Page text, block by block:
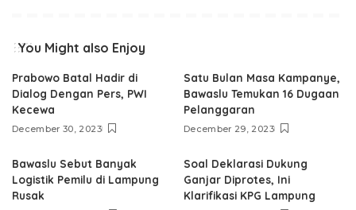
You Might also Enjoy
Prabowo Batal Hadir di
Dialog Dengan Pers, PWI
Kecewa
December 30, 2023
Satu Bulan Masa Kampanye,
Bawaslu Temukan 16 Dugaan
Pelanggaran
December 29, 2023
Bawaslu Sebut Banyak
Logistik Pemilu di Lampung
Rusak
Soal Deklarasi Dukung
Ganjar Diprotes, Ini
Klarifikasi KPG Lampung